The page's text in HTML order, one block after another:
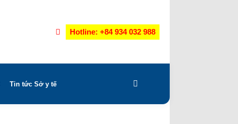
Hotline: +84 934 032 988
Tin tức Sở y tế